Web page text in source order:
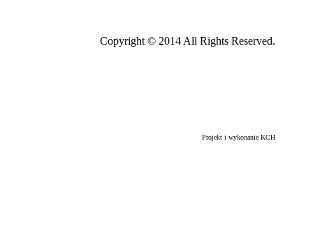
Copyright © 2014 All Rights Reserved.
Projekt i wykonanie KCH